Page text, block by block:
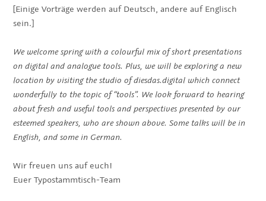
[Einige Vorträge werden auf Deutsch, andere auf Englisch
sein.]
We welcome spring with a colourful mix of short presentations
on digital and analogue tools. Plus, we will be exploring a new
location by visiting the studio of diesdas.digital which connect
wonderfully to the topic of “tools”. We look forward to hearing
about fresh and useful tools and perspectives presented by our
esteemed speakers, who are shown above. Some talks will be in
English, and some in German.
Wir freuen uns auf euch!
Euer Typostammtisch-Team